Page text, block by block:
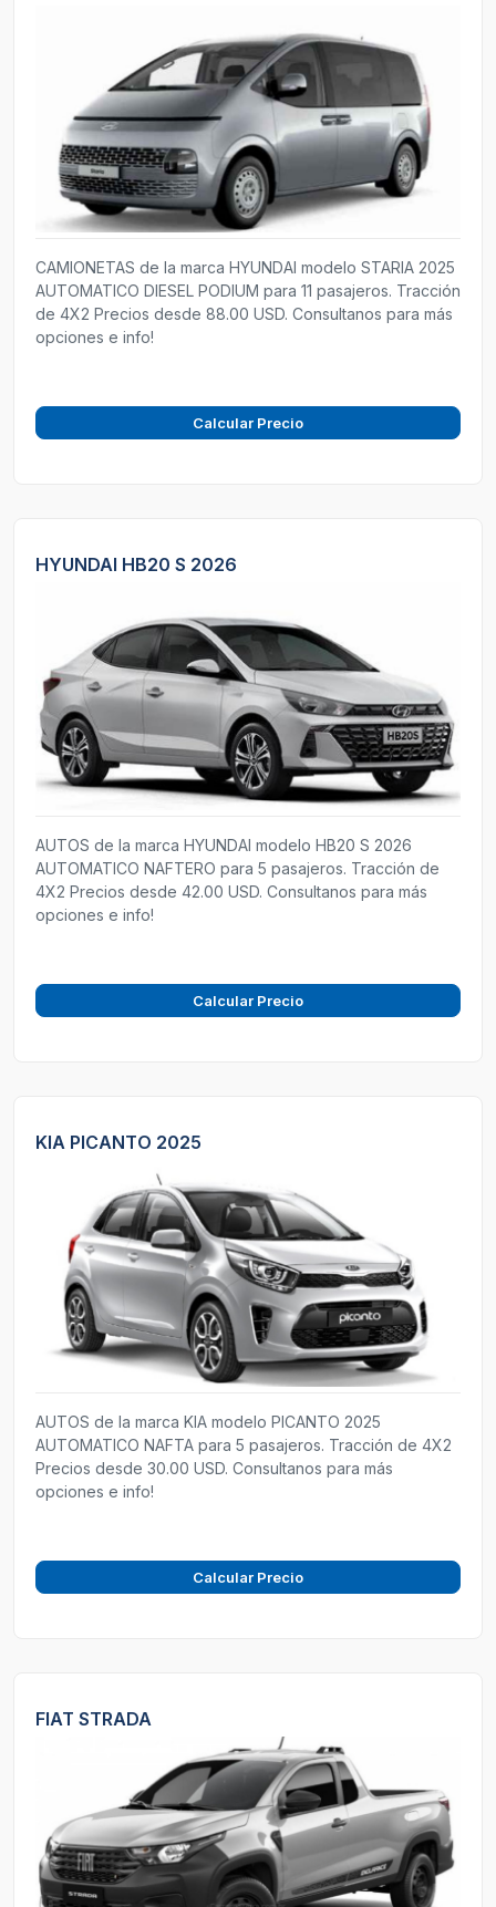
CAMIONETAS de la marca HYUNDAI modelo STARIA 2025
AUTOMATICO DIESEL PODIUM para 11 pasajeros. Tracción
de 4X2 Precios desde 88.00 USD. Consultanos para más
opciones e info!
Calcular Precio
HYUNDAI HB20 S 2026
AUTOS de la marca HYUNDAI modelo HB20 S 2026
AUTOMATICO NAFTERO para 5 pasajeros. Tracción de
4X2 Precios desde 42.00 USD. Consultanos para más
opciones e info!
Calcular Precio
KIA PICANTO 2025
AUTOS de la marca KIA modelo PICANTO 2025
AUTOMATICO NAFTA para 5 pasajeros. Tracción de 4X2
Precios desde 30.00 USD. Consultanos para más
opciones e info!
Calcular Precio
FIAT STRADA